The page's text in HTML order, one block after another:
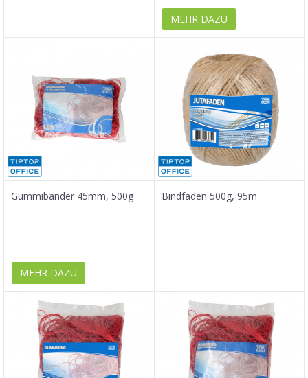
MEHR DAZU
Gummibänder 45mm, 500g
MEHR DAZU
Bindfaden 500g, 95m